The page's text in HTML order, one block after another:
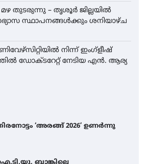
തുടരുന്നു – തൃശൂർ ജില്ലയിൽ
സ്ഥാപനങ്ങൾക്കും ശനിയാഴ്ച
നിന്ന് ഇംഗ്ളീഷ്
ഡോക്ടറേറ്റ് നേടിയ എൻ. ആര്യ
‘അരങ്ങ് 2026’ ഉണർന്നു